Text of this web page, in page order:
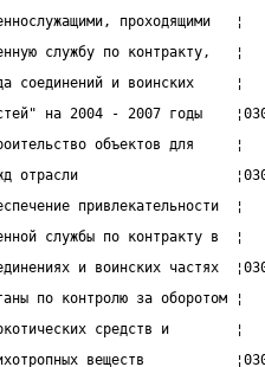
службу по
соединений и
на 2004 - 2007 годы
объектов
отрасли
службы по
и воинских частях
по контролю за
средств и
веществ